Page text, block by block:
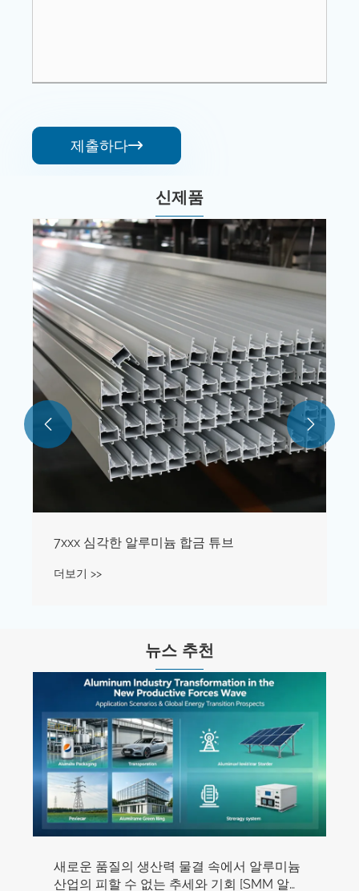
제출하다
신제품
3xxx 심각한 알루미늄 합금 코일
더보기 >>
 
뉴스 추천
4월 알루미늄 가공산업 구매관리자지수(PMI)
는 53.9%로 하락했다.
더보기 >>